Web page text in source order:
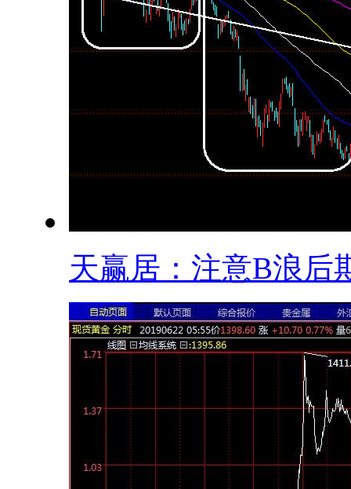
天赢居：注意B浪后